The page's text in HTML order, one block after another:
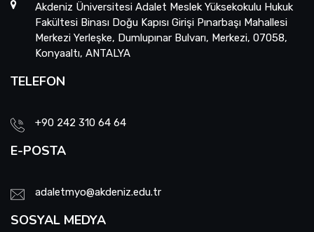
Akdeniz Üniversitesi Adalet Meslek Yüksekokulu Hukuk
Fakültesi Binası Doğu Kapısı Girişi Pınarbaşı Mahallesi
Merkezi Yerleşke, Dumlupınar Bulvarı, Merkezi, 07058,
Konyaaltı, ANTALYA
TELEFON
+90 242 310 64 64
E-POSTA
adaletmyo@akdeniz.edu.tr
SOSYAL MEDYA